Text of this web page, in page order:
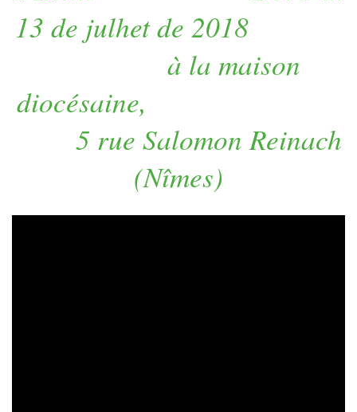
13 de julhet de 2018
à la maison
diocésaine,
5 rue Salomon Reinach
(Nîmes)